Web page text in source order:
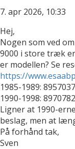
7. apr 2026, 10:33
Hej,
Nogen som ved
9000 i store træk
er modellen? Se
https://
1985-1989: 8957037
1990-1998: 8970782
Ligner at 1990-
beslag, men at
På forhånd tak,
Sven